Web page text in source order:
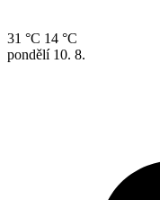
31 °C 14 °C
pondělí 10. 8.